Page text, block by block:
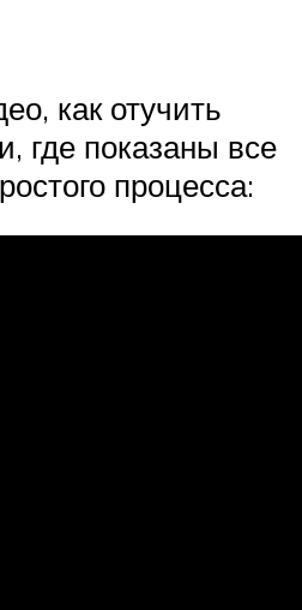
как отучить
где показаны все
процесса: